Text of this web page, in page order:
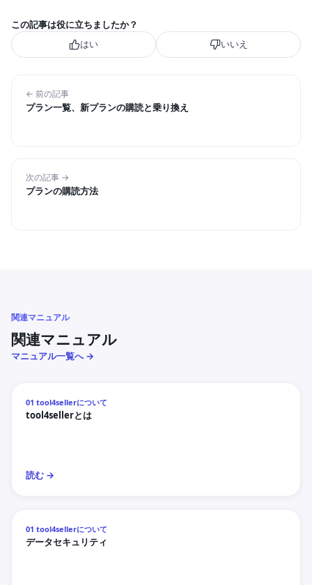
この記事は役に立ちましたか？
はい
いいえ
← 前の記事
プラン一覧、新プランの購読と乗り換え
次の記事 →
プランの購読方法
関連マニュアル
関連マニュアル
マニュアル一覧へ →
01 tool4sellerについて
tool4sellerとは
読む →
01 tool4sellerについて
データセキュリティ